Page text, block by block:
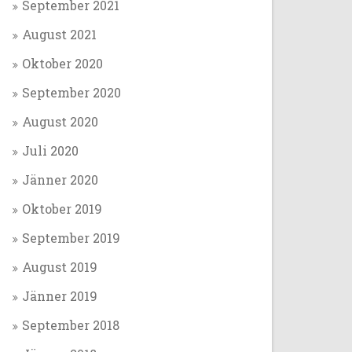
September 2021
August 2021
Oktober 2020
September 2020
August 2020
Juli 2020
Jänner 2020
Oktober 2019
September 2019
August 2019
Jänner 2019
September 2018